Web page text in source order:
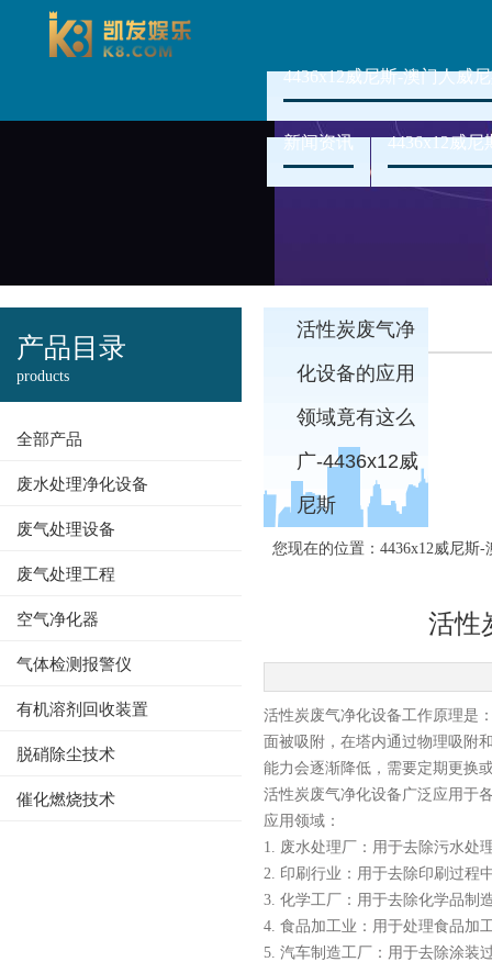
4436x12威尼斯-澳门人威
新闻资讯 4436x12威
产品目录
products
全部产品
废水处理净化设备
废气处理设备
废气处理工程
空气净化器
气体检测报警仪
有机溶剂回收装置
脱硝除尘技术
催化燃烧技术
活性炭废气净
化设备的应用
领域竟有这么
广-4436x12威
尼斯
您现在的位置： 4436x12威尼斯-
活性
活性炭废气净化设备工作原理是
面被吸附，在塔内通过物理吸附
能力会逐渐降低，需要定期更换
活性炭废气净化设备广泛应用于
应用领域：
1. 废水处理厂：用于去除污水处
2. 印刷行业：用于去除印刷过程
3. 化学工厂：用于去除化学品制
4. 食品加工业：用于处理食品加
5. 汽车制造工厂：用于去除涂装